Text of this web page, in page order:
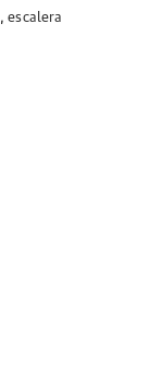
,escalera